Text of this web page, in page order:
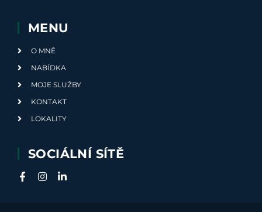
MENU
O MNĚ
NABÍDKA
MOJE SLUŽBY
KONTAKT
LOKALITY
SOCIÁLNÍ SÍTĚ